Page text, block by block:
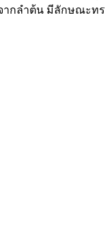
ากลำต้น มีลักษณะทร